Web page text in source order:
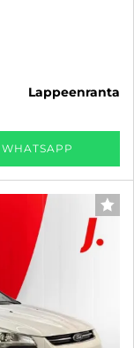
lappeenranta
WHATSAPP